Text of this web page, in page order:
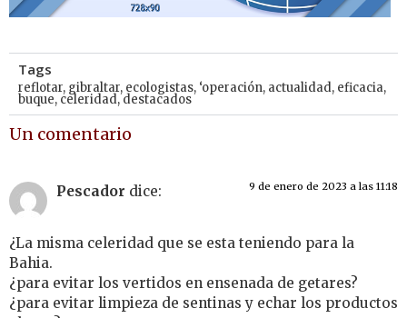
Tags
reflotar, gibraltar, ecologistas, ‘operación, actualidad, eficacia,
buque, celeridad,destacados
Un comentario
Pescador dice: 9 de enero de 2023 a las 11:18
¿La misma celeridad que se esta teniendo para la
Bahia.
¿para evitar los vertidos en ensenada de getares?
¿para evitar limpieza de sentinas y echar los productos